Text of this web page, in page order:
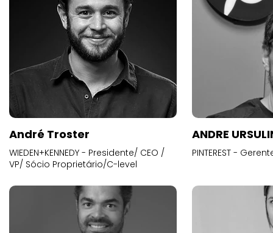
André Troster
WIEDEN+KENNEDY - Presidente/ CEO /
VP/ Sócio Proprietário/C-level
ANDRE
PINTEREST -